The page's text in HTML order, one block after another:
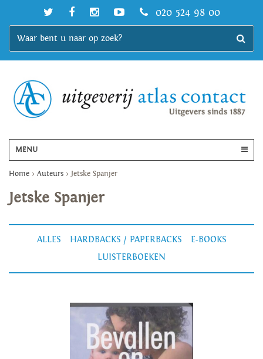
020 524 98 00
MENU
Home > Auteurs > Jetske Spanjer
Jetske Spanjer
ALLES HARDBACKS / PAPERBACKS
E-BOOKS
LUISTERBOEKEN